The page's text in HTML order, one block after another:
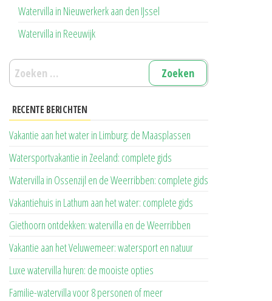
Watervilla in Nieuwerkerk aan den IJssel
Watervilla in Reeuwijk
Zoeken
naar:
RECENTE BERICHTEN
Vakantie aan het water in Limburg: de Maasplassen
Watersportvakantie in Zeeland: complete gids
Watervilla in Ossenzijl en de Weerribben: complete gids
Vakantiehuis in Lathum aan het water: complete gids
Giethoorn ontdekken: watervilla en de Weerribben
Vakantie aan het Veluwemeer: watersport en natuur
Luxe watervilla huren: de mooiste opties
Familie-watervilla voor 8 personen of meer